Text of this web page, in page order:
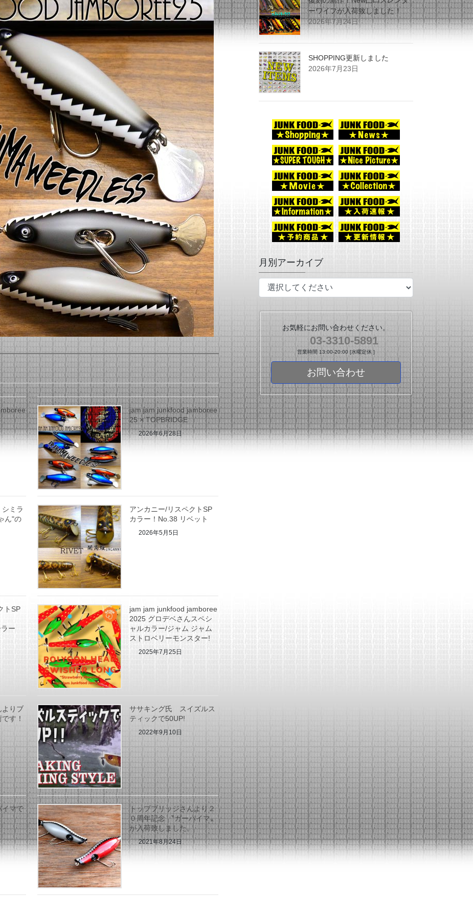
jam jam junkfood jamboree
25 × TOPBRIDGE
2026年6月28日
ミラ
ん"の
アンカニー/リスペクトSP
カラー！No.38 リベット
2026年5月5日
トSP
ー
jam jam junkfood jamboree
2025 グロデベさんスペシ
ャルカラー/ジャム ジャム
ストロベリーモンスター!
2025年7月25日
よりブ
す！
ササキング氏 スイズルス
ティックで50UP!
2022年9月10日
マで
トップブリッジさんより２
０周年記念 〝ガーパイマ〟
が入荷致しました。
2021年8月24日
ーワイフが入荷致しました！
2026年7月24日
SHOPPING更新しました
2026年7月23日
月別アーカイブ
お気軽にお問い合わせください。
03-3310-5891
営業時間 13:00-20:00 [水曜定休 ]
お問い合わせ